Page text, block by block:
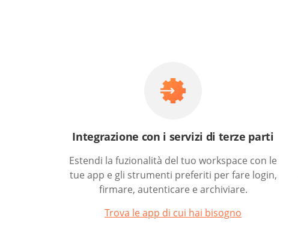
Integrazione con i servizi di terze parti
Estendi la fuzionalità del tuo workspace con le
tue app e gli strumenti preferiti per fare login,
firmare, autenticare e archiviare.
Trova le app di cui hai bisogno